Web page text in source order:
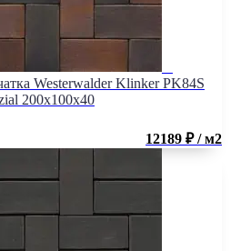
Westerwalder Klinker PK84S
200x100x40
12189 ₽ / м2